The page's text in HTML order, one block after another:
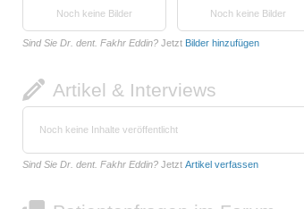
Noch keine Bilder Noch keine Bilder
Sind Sie Dr. dent. Fakhr Eddin? Jetzt Bilder hinzufügen
Artikel & Interviews
Noch keine Inhalte veröffentlicht
Sind Sie Dr. dent. Fakhr Eddin? Jetzt Artikel verfassen